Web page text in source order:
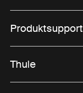
Produktsupport
Thule